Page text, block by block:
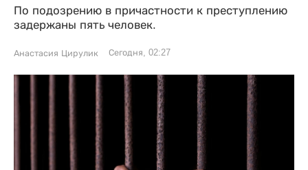
По подозрению в причастности к преступлению
задержаны пять человек.
Анастасия Цирулик Сегодня, 02:27